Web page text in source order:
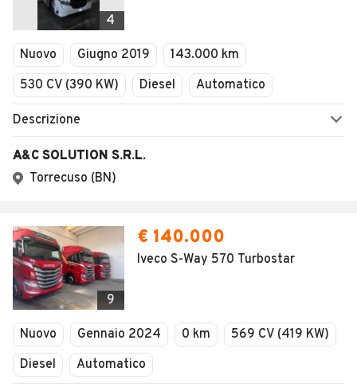
4
Nuovo Giugno 2019
143.000 km
530 CV (390 KW)
Diesel Automatico
Descrizione
A&C SOLUTION S.R.L.
Torrecuso (BN)
9
€ 140.000
Iveco S-Way 570 Turbostar
Nuovo Gennaio 2024 0 km
569 CV (419 KW)
Diesel
Automatico